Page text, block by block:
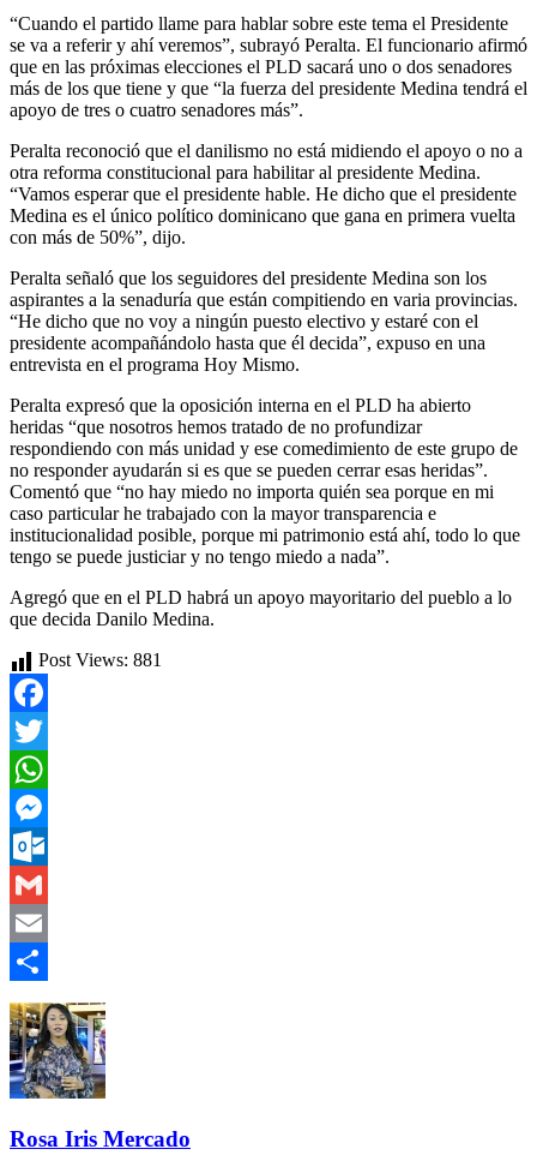
“Cuando el partido llame para hablar sobre este tema el Presidente
se va a referir y ahí veremos”, subrayó Peralta. El funcionario afirmó
que en las próximas elecciones el PLD sacará uno o dos senadores
más de los que tiene y que “la fuerza del presidente Medina tendrá el
apoyo de tres o cuatro senadores más”.
Peralta reconoció que el danilismo no está midiendo el apoyo o no a
otra reforma constitucional para habilitar al presidente Medina.
“Vamos esperar que el presidente hable. He dicho que el presidente
Medina es el único político dominicano que gana en primera vuelta
con más de 50%”, dijo.
Peralta señaló que los seguidores del presidente Medina son los
aspirantes a la senaduría que están compitiendo en varia provincias.
“He dicho que no voy a ningún puesto electivo y estaré con el
presidente acompañándolo hasta que él decida”, expuso en una
entrevista en el programa Hoy Mismo.
Peralta expresó que la oposición interna en el PLD ha abierto
heridas “que nosotros hemos tratado de no profundizar
respondiendo con más unidad y ese comedimiento de este grupo de
no responder ayudarán si es que se pueden cerrar esas heridas”.
Comentó que “no hay miedo no importa quién sea porque en mi
caso particular he trabajado con la mayor transparencia e
institucionalidad posible, porque mi patrimonio está ahí, todo lo que
tengo se puede justiciar y no tengo miedo a nada”.
Agregó que en el PLD habrá un apoyo mayoritario del pueblo a lo
que decida Danilo Medina.
Post Views: 881
Facebook
Twitter
WhatsApp
Messenger
Outlook.com
Gmail
Email
Compartir
Rosa Iris Mercado